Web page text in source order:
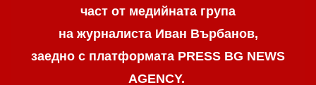
част от медийната група
на журналиста Иван Върбанов,
заедно с платформата PRESS BG NEWS
AGENCY.